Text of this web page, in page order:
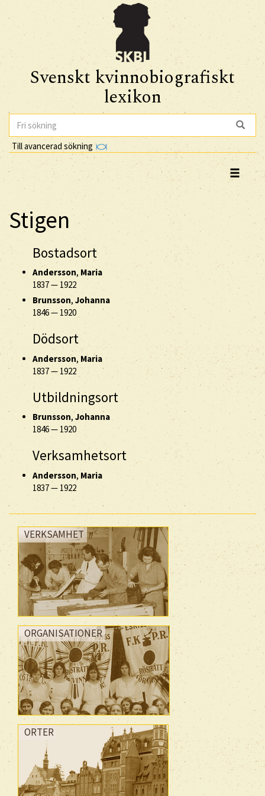
Svenskt kvinnobiografiskt
lexikon
Till avancerad sökning
Stigen
Bostadsort
Andersson,Maria
1837— 1922
Brunsson, Johanna
1846— 1920
Dödsort
Andersson, Maria
1837— 1922
Utbildningsort
Brunsson, Johanna
1846— 1920
Verksamhetsort
Andersson, Maria
1837— 1922
VERKSAMHET
ORGANISATIONER
ORTER